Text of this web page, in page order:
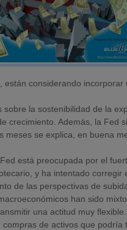
están considerando
sobre la sostenibilidad de la
crecimiento. Además, la Fed
meses se explica, en buena
está preocupada por el
y ha intentado
de las perspectivas de
han sido
una actitud muy
compras de activos que